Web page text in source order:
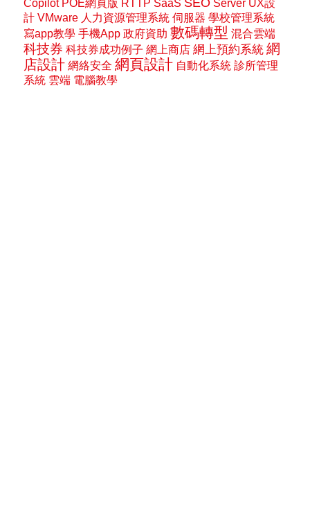
Copilot POE網頁版 RTTP SaaS Server UX設
計 VMware 人力資源管理系統 伺服器 學校管理系統
寫app教學 手機App 政府資助 數碼轉型 混合雲端
科技券 科技券成功例子 網上商店 網上預約系統 網
店設計 網絡安全 網頁設計 自動化系統 診所管理
系統 雲端 電腦教學